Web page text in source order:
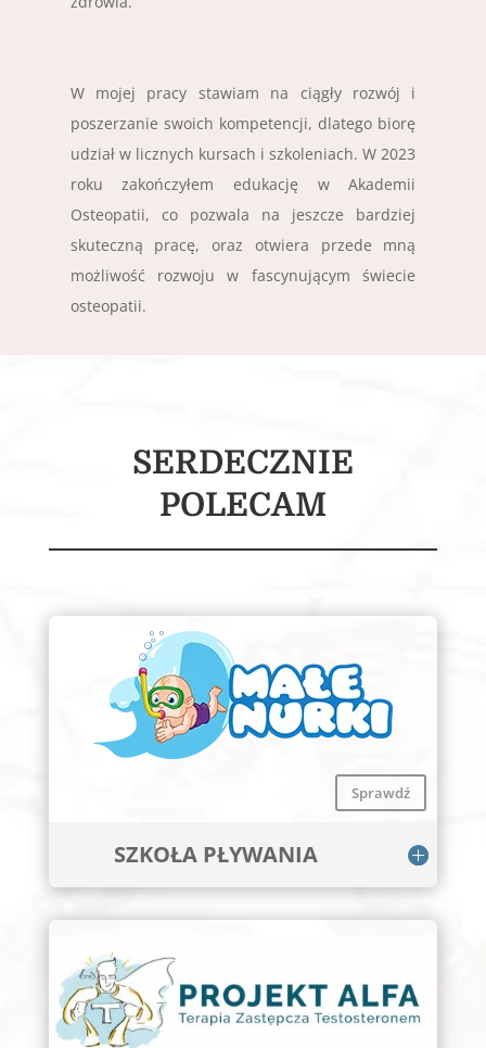
W mojej pracy stawiam na ciągły rozwój i
poszerzanie swoich kompetencji, dlatego biorę
udział w licznych kursach i szkoleniach.W 2023
roku zakończyłem edukację w Akademii
Osteopatii, co pozwala na jeszcze bardziej
skuteczną pracę, oraz otwiera przede mną
możliwość rozwoju w fascynującym świecie
osteopatii.
SERDECZNIE
POLECAM
Sprawdź
SZKOŁA PŁYWANIA